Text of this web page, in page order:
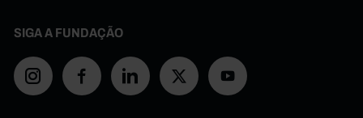
SIGA A FUNDAÇÃO